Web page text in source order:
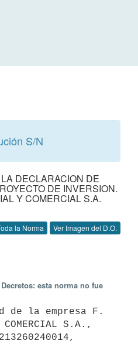
S/N
DECLARACION DE
DE INVERSION.
Y COMERCIAL S.A.
la Norma Ver Imagen del D.O.
esta norma no fue
de la empresa F.
COMERCIAL S.A.,